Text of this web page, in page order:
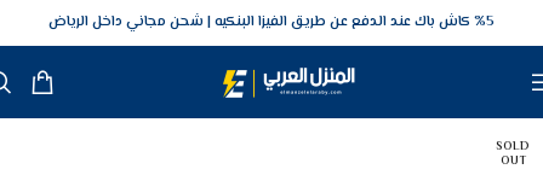
5‎% كاش باك عند الدفع عن طريق الفيزا البنكيه شحن مجاني داخل الرياض
SOLD
OUT